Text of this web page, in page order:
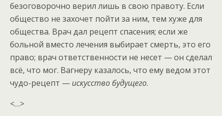
безоговорочно верил лишь в свою правоту. Если
общество не захочет пойти за ним, тем хуже для
общества. Врач дал рецепт спасения; если же
больной вместо лечения выбирает смерть, это его
право; врач ответственности не несет — он сделал
всё, что мог. Вагнеру казалось, что ему ведом этот
чудо-рецепт — искусство будущего.
<…>